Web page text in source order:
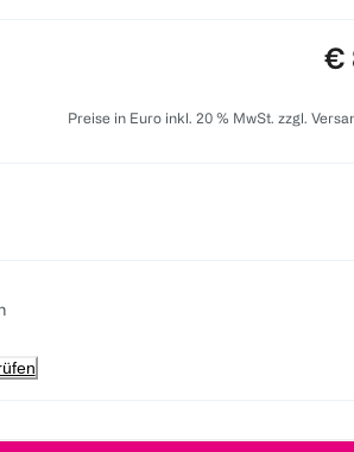
€
Preise in Euro inkl. 20 % MwSt. zzgl.